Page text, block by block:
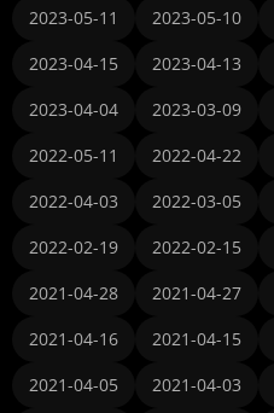
2023-05-11
2023-05-10
2023-04-15
2023-04-13
2023-04-04
2023-03-09
2022-05-11
2022-04-22
2022-04-03
2022-03-05
2022-02-19
2022-02-15
2021-04-28
2021-04-27
2021-04-16
2021-04-15
2021-04-05
2021-04-03